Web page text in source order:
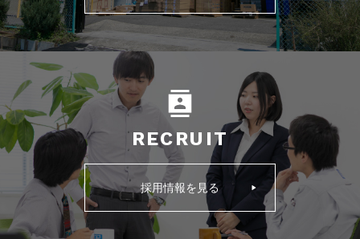
RECRUIT
採用情報を見る